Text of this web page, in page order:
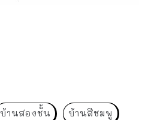
บ้านสองชั้น บ้านสีชมพู